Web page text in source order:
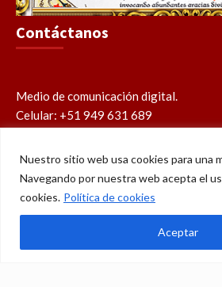
Nuestro sitio web usa cookies para una
Navegando por nuestra web acepta el
cookies. Política de cookies
Aceptar
Contáctanos
Medio de comunicación digital.
Celular: +51 949 631 689
prensa@perucatolico.com
www.perucatolico.com
«14 años evangelizando el Perú»